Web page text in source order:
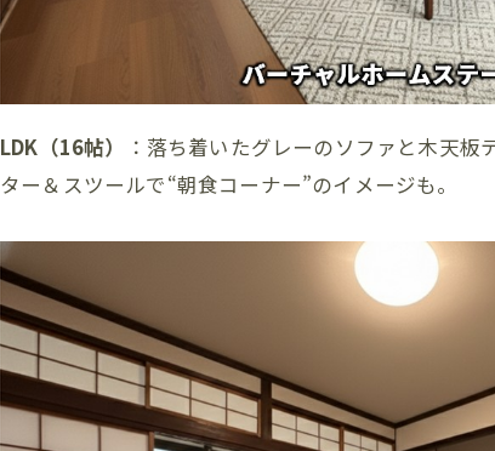
LDK（16帖）
：落ち着いたグレーのソファと木天
ター＆スツールで“朝食コーナー”のイメージも。